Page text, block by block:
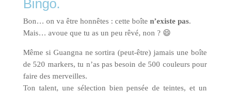
Bingo.
Bon… on va être honnêtes : cette boîte n’existe pas.
Mais… avoue que tu as un peu rêvé, non ? 😄
Même si Guangna ne sortira (peut-être) jamais une boîte
de 520 markers, tu n’as pas besoin de 500 couleurs pour
faire des merveilles.
Ton talent, une sélection bien pensée de teintes, et un